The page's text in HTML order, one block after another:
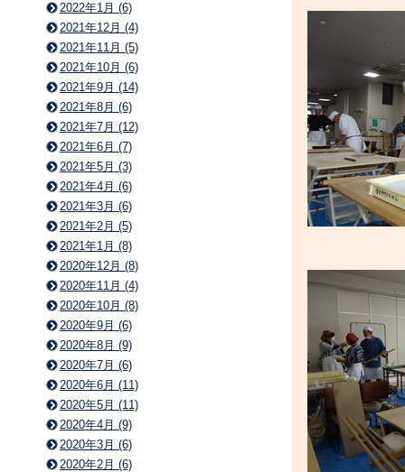
2022年1月 (6)
2021年12月 (4)
2021年11月 (5)
2021年10月 (6)
2021年9月 (14)
2021年8月 (6)
2021年7月 (12)
2021年6月 (7)
2021年5月 (3)
2021年4月 (6)
2021年3月 (6)
2021年2月 (5)
2021年1月 (8)
2020年12月 (8)
2020年11月 (4)
2020年10月 (8)
2020年9月 (6)
2020年8月 (9)
2020年7月 (6)
2020年6月 (11)
2020年5月 (11)
2020年4月 (9)
2020年3月 (6)
2020年2月 (6)